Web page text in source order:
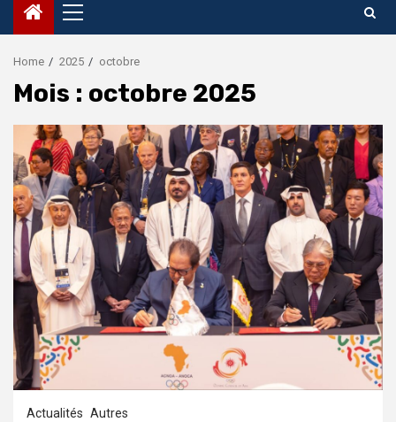
Primary
Menu
Home 2025 octobre
Mois : octobre 2025
Actualités Autres